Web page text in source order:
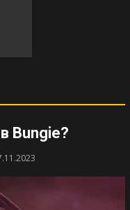
Bungie?